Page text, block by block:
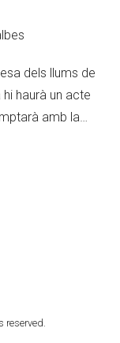
dels llums de
haurà un acte
amb la…
reserved.